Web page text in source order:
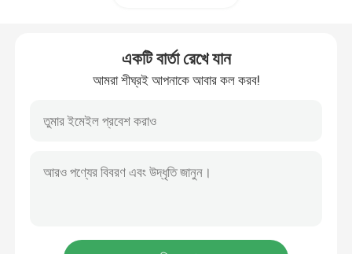
কম্পিউটারাইজড কাটিং মেশিনএকটি বার্তা রেখে যান
আমরা শীঘ্রই আপনাকে আবার কল করব!